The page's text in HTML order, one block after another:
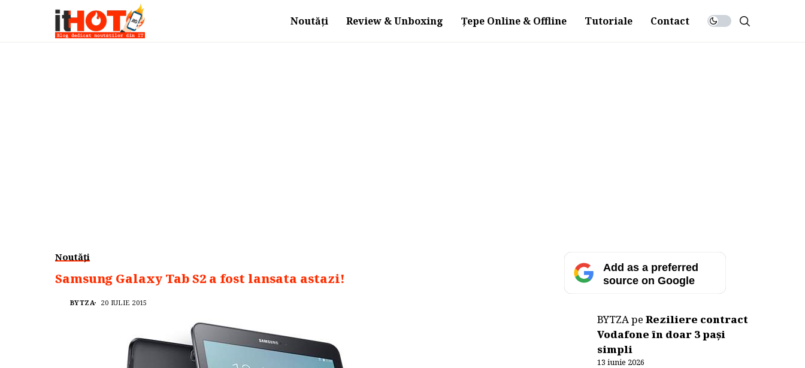
Noutăți Review & Unboxing Țepe Online & Offline Tutoriale Contact
Noutăți
Samsung Galaxy Tab S2 a fost lansata astazi!
BYTZA 20 IULIE 2015
Add as a preferred
source on Google
BYTZApeReziliere contract
Vodafone în doar 3 pași
simpli
13 iunie 2026